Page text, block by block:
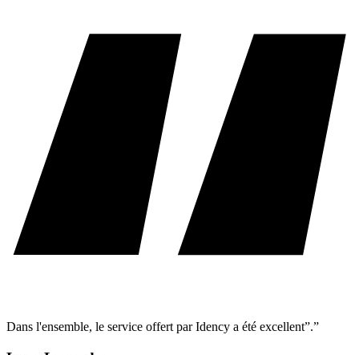
Dans l'ensemble, le service offert par Idency a été excellent”.”